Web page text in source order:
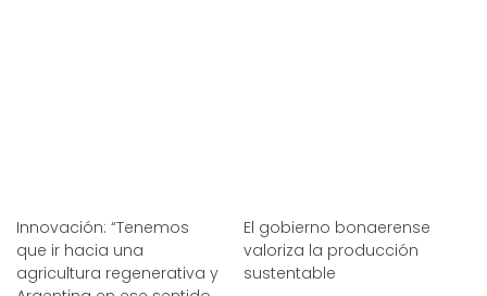
Innovación: “Tenemos
que ir hacia una
agricultura regenerativa y
El gobierno bonaerense
valoriza la producción
sustentable